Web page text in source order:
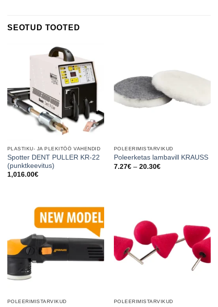
SEOTUD TOOTED
PLASTIKU- JA PLEKITÖÖ VAHENDID
Spotter DENT PULLER KR-22
(punktkeevitus)
1,016.00€
POLEERIMISTARVIKUD
Poleerketas lambavill KRAUSS
7.27€ – 20.30€Price
POLEERIMISTARVIKUD POLEERIMISTARVIKUD